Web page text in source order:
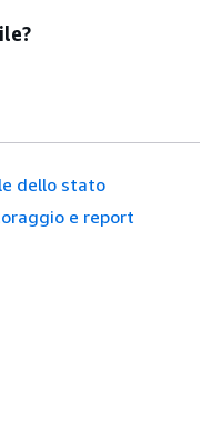
dello stato
e report